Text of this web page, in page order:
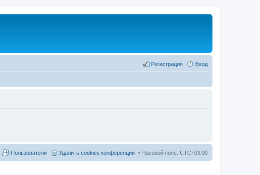
Вход
Регистрация
Часовой пояс: UTC+03:00
Удалить cookies конференции
Пользователи